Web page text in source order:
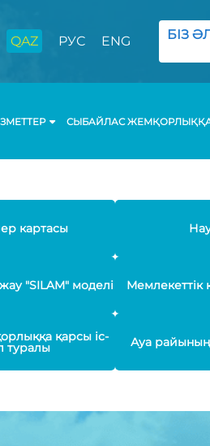
QAZ РУС ENG БІЗ
СЫБАЙЛАС
картасы
"SILAM" моделі Мемлекеттік
қарсы іс-
туралы Ауа